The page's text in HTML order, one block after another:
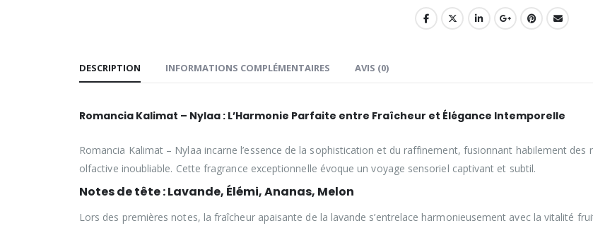
DESCRIPTION INFORMATIONS COMPLÉMENTAIRES AVIS (0)
Romancia Kalimat – Nylaa : L’Harmonie Parfaite entre Fraîcheur et Élégance Intemporelle
Romancia Kalimat – Nylaa incarne l’essence de la sophistication et du raffinement, fusionnant habilement
olfactive inoubliable. Cette fragrance exceptionnelle évoque un voyage sensoriel captivant et subtil.
Notes de tête : Lavande, Élémi, Ananas, Melon
Lors des premières notes, la fraîcheur apaisante de la lavande s’entrelace harmonieusement avec la vitalité